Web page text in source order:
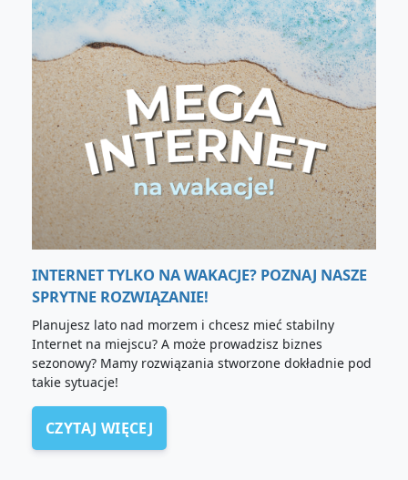
INTERNET TYLKO NA WAKACJE? POZNAJ NASZE
SPRYTNE ROZWIĄZANIE!
Planujesz lato nad morzem i chcesz mieć stabilny
Internet na miejscu? A może prowadzisz biznes
sezonowy? Mamy rozwiązania stworzone dokładnie pod
takie sytuacje!
CZYTAJ WIĘCEJ